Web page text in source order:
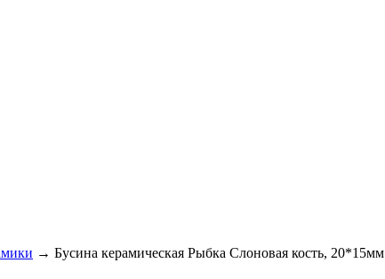
→ Бусина керамическая Рыбка Слоновая кость, 20*15мм